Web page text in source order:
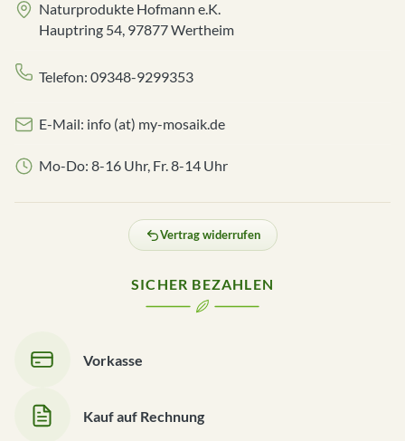
Naturprodukte Hofmann e.K.
Hauptring 54, 97877 Wertheim
Telefon: 09348-9299353
E-Mail: info (at) my-mosaik.de
Mo-Do: 8-16 Uhr, Fr. 8-14 Uhr
Vertrag widerrufen
SICHER BEZAHLEN
Vorkasse
Kauf auf Rechnung